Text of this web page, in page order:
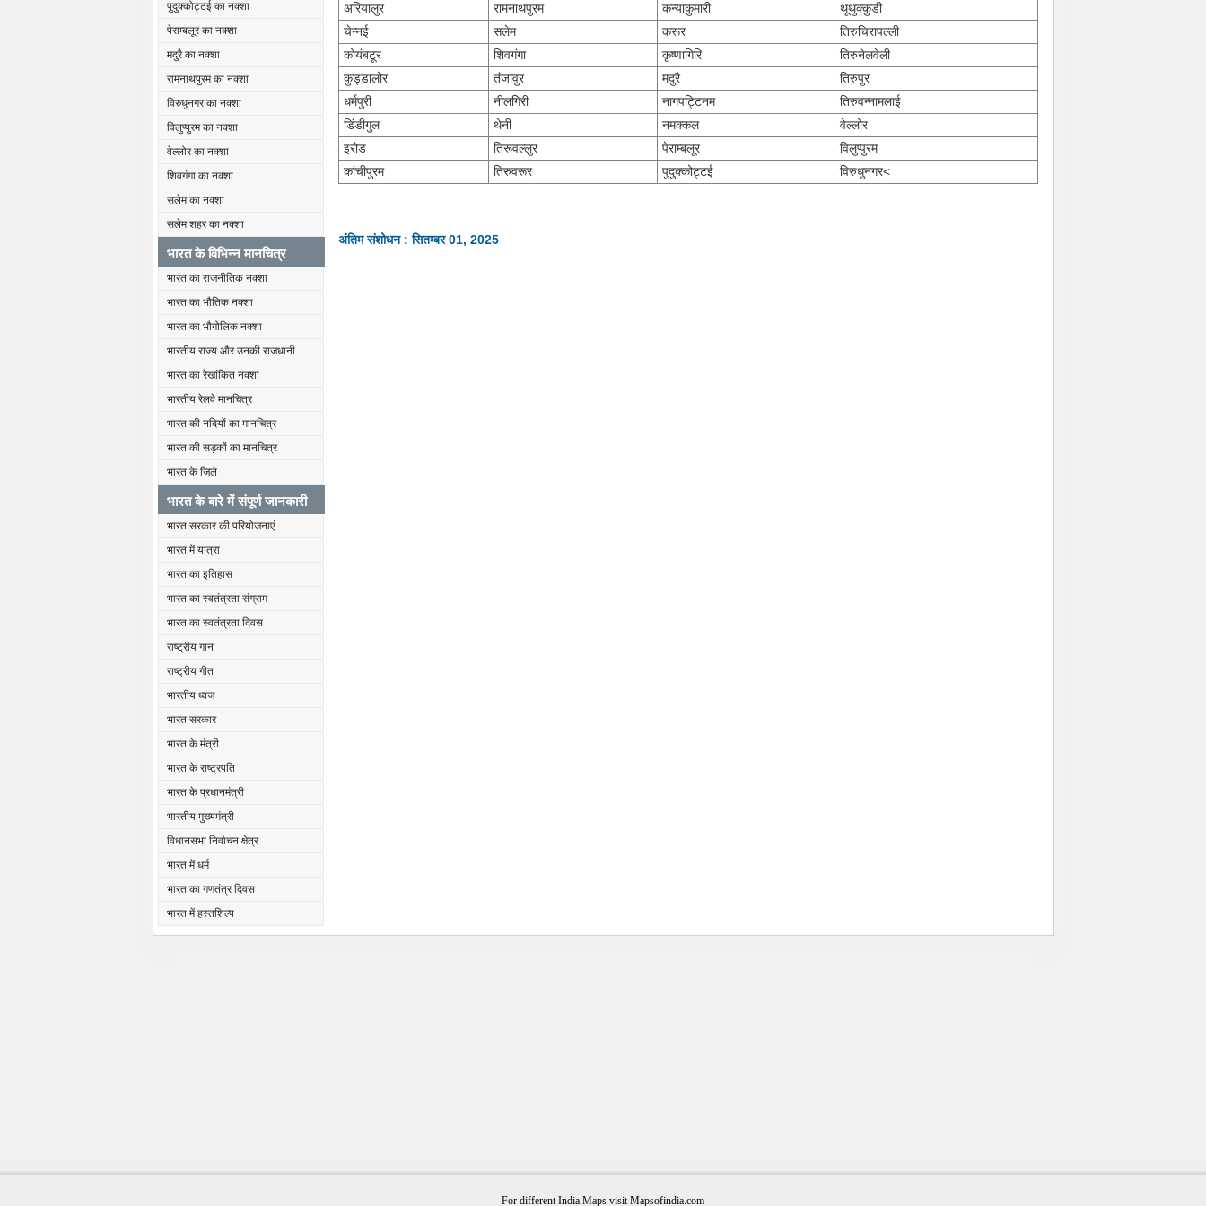
पुदुक्कोट्टई का नक्शा
पेराम्बलूर का नक्शा
मदुरै का नक्शा
रामनाथपुरम का नक्शा
विरुधुनगर का नक्शा
विलुप्पुरम का नक्शा
वेल्लोर का नक्शा
शिवगंगा का नक्शा
सलेम का नक्शा
सलेम शहर का नक्शा
भारत के विभिन्न मानचित्र
भारत का राजनीतिक नक्शा
भारत का भौतिक नक्शा
भारत का भौगोलिक नक्शा
भारतीय राज्य और उनकी राजधानी
भारत का रेखांकित नक्शा
भारतीय रेलवे मानचित्र
भारत की नदियों का मानचित्र
भारत की सड़कों का मानचित्र
भारत के जिले
भारत के बारे में संपूर्ण जानकारी
भारत सरकार की परियोजनाएं
भारत में यात्रा
भारत का इतिहास
भारत का स्वतंत्रता संग्राम
भारत का स्वतंत्रता दिवस
राष्ट्रीय गान
राष्ट्रीय गीत
भारतीय ध्वज
भारत सरकार
भारत के मंत्री
भारत के राष्ट्रपति
भारत के प्रधानमंत्री
भारतीय मुख्यमंत्री
विधानसभा निर्वाचन क्षेत्र
भारत में धर्म
भारत का गणतंत्र दिवस
भारत में हस्तशिल्प
अरियालुर रामनाथपुरम कन्याकुमारी
थूथुक्कुडी
चेन्नई
सलेम करूर
तिरुचिरापल्ली
कोयंबटूर
शिवगंगा कृष्णागिरि
तिरुनेलवेली
कुड्डालोर
तंजावुर मदुरै
तिरुपुर
धर्मपुरी
नीलगिरी नागपट्टिनम
तिरुवन्नामलाई
डिंडीगुल
थेनी नमक्कल
वेल्लोर
इरोड
तिरूवल्लुर पेराम्बलूर
विलुप्पुरम
कांचीपुरम
तिरुवरूर पुदुक्कोट्टई विरुधुनगर<
अंतिम संशोधन : सितम्बर 01, 2025
For different India Maps visit Mapsofindia.com